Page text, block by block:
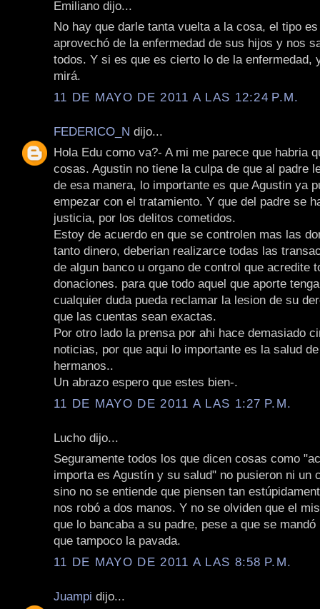
Emiliano dijo...
No hay que darle tanta vuelta a la cosa, el tipo
aprovechó de la enfermedad de sus hijos y nos
todos. Y si es que es cierto lo de la enfermedad,
mirá.
11 DE MAYO DE 2011 A LAS 12:24 P.M.
FEDERICO_N dijo...
Hola Edu como va?- A mi me parece que habria
cosas. Agustin no tiene la culpa de que al padre
de esa manera, lo importante es que Agustin ya
empezar con el tratamiento. Y que del padre se
justicia, por los delitos cometidos.
Estoy de acuerdo en que se controlen mas las
tanto dinero, deberian realizarce todas las
de algun banco u organo de control que acredite
donaciones. para que todo aquel que aporte
cualquier duda pueda reclamar la lesion de su
que las cuentas sean exactas.
Por otro lado la prensa por ahi hace demasiado
noticias, por que aqui lo importante es la salud
hermanos..
Un abrazo espero que estes bien-.
11 DE MAYO DE 2011 A LAS 1:27 P.M.
Lucho dijo...
Seguramente todos los que dicen cosas como
importa es Agustín y su salud" no pusieron ni un
sino no se entiende que piensen tan
nos robó a dos manos. Y no se olviden que el
que lo bancaba a su padre, pese a que se
que tampoco la pavada.
11 DE MAYO DE 2011 A LAS 8:58 P.M.
Juampi dijo...